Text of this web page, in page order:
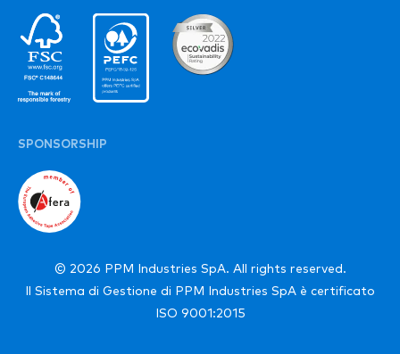
SPONSORSHIP
© 2026 PPM Industries SpA. All rights reserved.
Il Sistema di Gestione di PPM Industries SpA è certificato
ISO 9001:2015